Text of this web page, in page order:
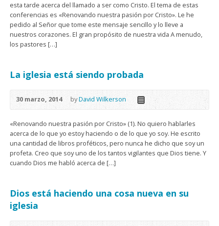
esta tarde acerca del llamado a ser como Cristo. El tema de estas
conferencias es «Renovando nuestra pasión por Cristo». Le he
pedido al Señor que tome este mensaje sencillo y lo lleve a
nuestros corazones. El gran propósito de nuestra vida A menudo,
los pastores […]
La iglesia está siendo probada
30 marzo, 2014 byDavid Wilkerson
«Renovando nuestra pasión por Cristo» (1). No quiero hablarles
acerca de lo que yo estoy haciendo o de lo que yo soy. He escrito
una cantidad de libros proféticos, pero nunca he dicho que soy un
profeta. Creo que soy uno de los tantos vigilantes que Dios tiene. Y
cuando Dios me habló acerca de […]
Dios está haciendo una cosa nueva en su
iglesia